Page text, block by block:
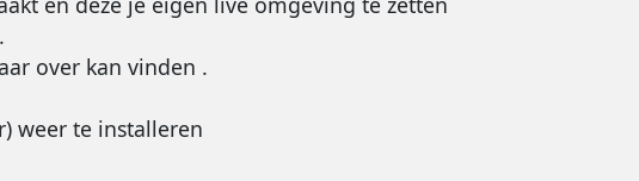
over kan vinden .
weer te installeren